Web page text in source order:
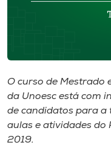
Museu
Unoesc
Store
O curso de Mestrado
da Unoesc está com
de candidatos para a
aulas e atividades do
2019.